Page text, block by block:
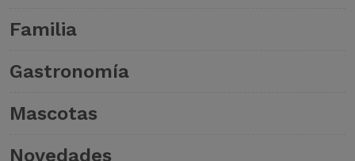
Familia
Gastronomía
Mascotas
Novedades